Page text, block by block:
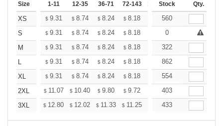
Size 1-11 12-35 36-71 72-143 144-287 288 + More
Stock Qty.
XS $ 9.31 $ 8.74 $ 8.24 $ 8.18 7.80
560
S
$ 9.31 $ 8.74 $ 8.24 $ 8.18 7.800
M
$ 9.31 $ 8.74 $ 8.24 $ 8.18 7.80
322
L
$ 9.31 $ 8.74 $ 8.24 $ 8.18 7.80
862
XL
$ 9.31 $ 8.74 $ 8.24 $ 8.18 7.80
554
2XL
$ 11.07 $ 10.40 $ 9.80 $ 9.72 9.28
403
3XL
$ 12.80 $ 12.02 $ 11.33 $ 11.25 10.73
433